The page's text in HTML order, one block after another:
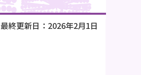
最終更新日：2026年2月1日